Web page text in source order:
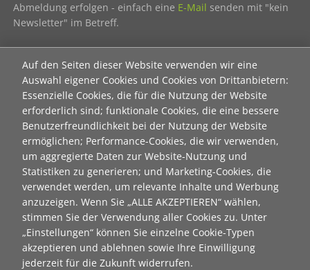
Auf den Seiten dieser Website verwenden wir eine
Auswahl eigener Cookies und Cookies von Drittanbietern:
Essenzielle Cookies, die für die Nutzung der Website
erforderlich sind; funktionale Cookies, die eine bessere
Benutzerfreundlichkeit bei der Nutzung der Website
ermöglichen; Performance-Cookies, die wir verwenden,
um aggregierte Daten zur Website-Nutzung und
Statistiken zu generieren; und Marketing-Cookies, die
verwendet werden, um relevante Inhalte und Werbung
anzuzeigen. Wenn Sie „ALLE AKZEPTIEREN“ wählen,
stimmen Sie der Verwendung aller Cookies zu. Unter
„Einstellungen“ können Sie einzelne Cookie-Typen
akzeptieren und ablehnen sowie Ihre Einwilligung
jederzeit für die Zukunft widerrufen.
Abmeldung erfolgen - einfach eine E-Mail senden mit "kein
Newsletter" im Betreff.
Hier geht's zum aktuellen Newsletter der Stiftung
"Ecken wecken":
als html
als pdf
Neuanmeldung zum Newsletter der Stiftung "Ecken
wecken":
Contact 1
Anrede
Titel